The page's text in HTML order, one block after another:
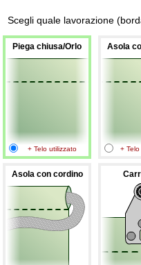
Scegli quale lavorazione
Piega chiusa/Orlo
+ Telo utilizzato
Asola
+
Asola con cordino